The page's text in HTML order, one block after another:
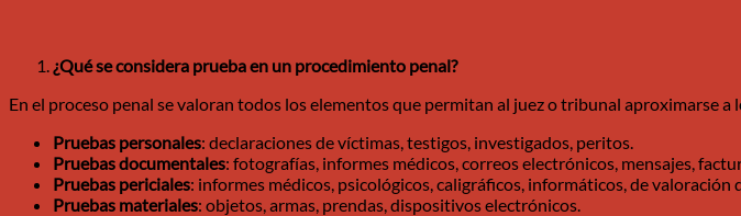
¿Qué se considera prueba en un procedimiento penal?
En el proceso penal se valoran todos los elementos que permitan al juez o tribunal aproximarse
Pruebas personales: declaraciones de víctimas, testigos, investigados, peritos.
Pruebas documentales: fotografías, informes médicos, correos electrónicos, mensajes,
Pruebas periciales: informes médicos, psicológicos, caligráficos, informáticos, de valoración
Pruebas materiales: objetos, armas, prendas, dispositivos electrónicos.